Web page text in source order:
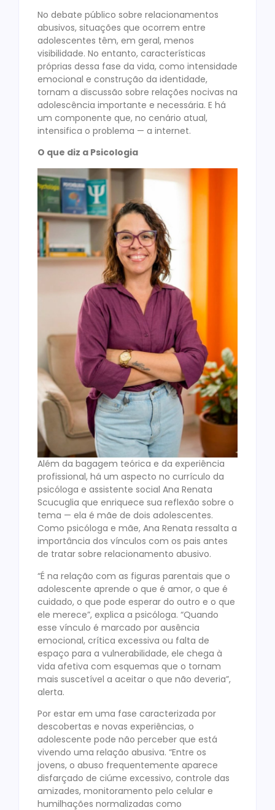
No debate público sobre relacionamentos
abusivos, situações que ocorrem entre
adolescentes têm, em geral, menos
visibilidade. No entanto, características
próprias dessa fase da vida, como intensidade
emocional e construção da identidade,
tornam a discussão sobre relações nocivas na
adolescência importante e necessária. E há
um componente que, no cenário atual,
intensifica o problema — a internet.
O que diz a Psicologia
Além da bagagem teórica e da experiência
profissional, há um aspecto no currículo da
psicóloga e assistente social Ana Renata
Scucuglia que enriquece sua reflexão sobre o
tema — ela é mãe de dois adolescentes.
Como psicóloga e mãe, Ana Renata ressalta a
importância dos vínculos com os pais antes
de tratar sobre relacionamento abusivo.
“É na relação com as figuras parentais que o
adolescente aprende o que é amor, o que é
cuidado, o que pode esperar do outro e o que
ele merece”, explica a psicóloga. “Quando
esse vínculo é marcado por ausência
emocional, crítica excessiva ou falta de
espaço para a vulnerabilidade, ele chega à
vida afetiva com esquemas que o tornam
mais suscetível a aceitar o que não deveria”,
alerta.
Por estar em uma fase caracterizada por
descobertas e novas experiências, o
adolescente pode não perceber que está
vivendo uma relação abusiva. “Entre os
jovens, o abuso frequentemente aparece
disfarçado de ciúme excessivo, controle das
amizades, monitoramento pelo celular e
humilhações normalizadas como